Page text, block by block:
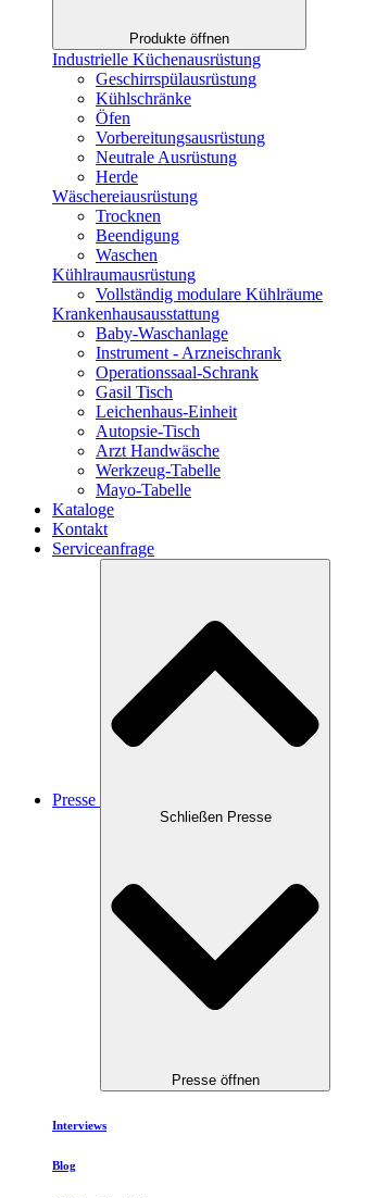
Produkte öffnen
Industrielle Küchenausrüstung
Geschirrspülausrüstung
Kühlschränke
Öfen
Vorbereitungsausrüstung
Neutrale Ausrüstung
Herde
Wäschereiausrüstung
Trocknen
Beendigung
Waschen
Kühlraumausrüstung
Vollständig modulare Kühlräume
Krankenhausausstattung
Baby-Waschanlage
Instrument - Arzneischrank
Operationssaal-Schrank
Gasil Tisch
Leichenhaus-Einheit
Autopsie-Tisch
Arzt Handwäsche
Werkzeug-Tabelle
Mayo-Tabelle
Kataloge
Kontakt
Serviceanfrage
Presse
Schließen Presse
Presse öffnen
Interviews
Blog